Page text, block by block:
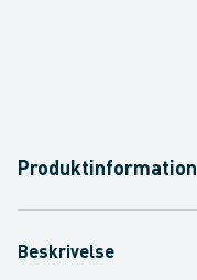
Produktinformation
Beskrivelse